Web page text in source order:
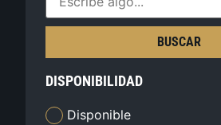
BUSCAR
DISPONIBILIDAD
Disponible